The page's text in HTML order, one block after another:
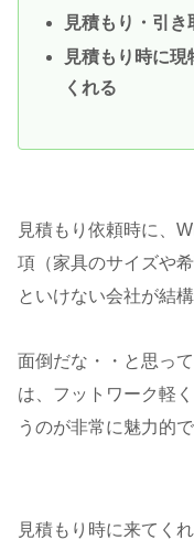
見積もり・引
見積もり時に
くれる
見積もり依頼時に、
項（家具のサイズや
といけない会社が結
面倒だな・・と思っ
は、フットワーク軽く
うのが非常に魅力的で
見積もり時に来てく